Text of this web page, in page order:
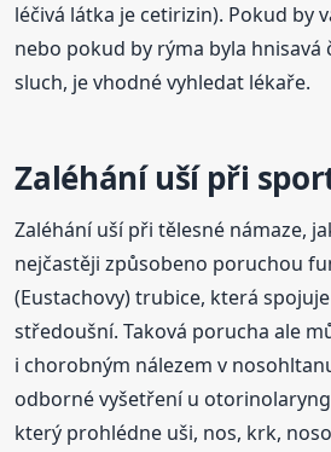
léčivá látka je cetirizin). Pokud by
nebo pokud by rýma byla hnisavá
sluch, je vhodné vyhledat lékaře.
Zaléhání uší při
Zaléhání uší při tělesné námaze,
nejčastěji způsobeno poruchou
(Eustachovy) trubice, která
středoušní. Taková porucha ale
i chorobným nálezem v
odborné vyšetření u
který prohlédne uši, nos, krk,